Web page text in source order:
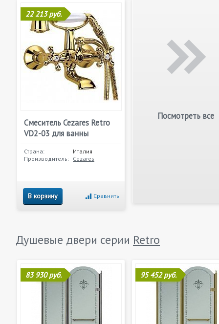
22 213 руб.
Смеситель Cezares Retro
VD2-03 для ванны
Страна:
Италия
Производитель: Cezares
В корзину Сравнить
Посмотреть все
Душевые двери серии Retro
83 930 руб. 95 452 руб.